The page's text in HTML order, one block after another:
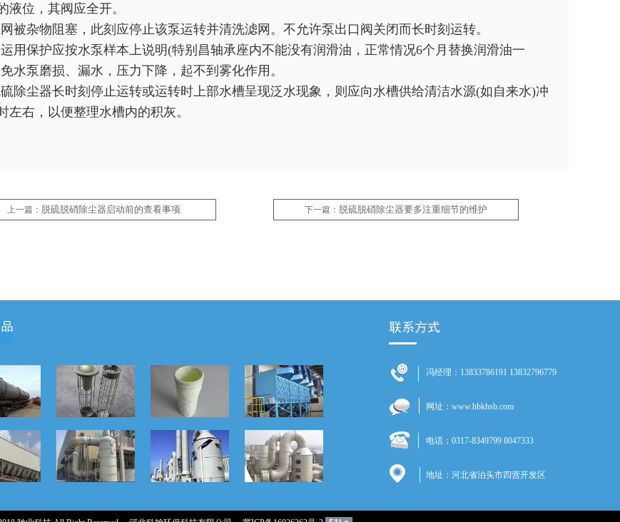
液位，其阀应全开。
被杂物阻塞，此刻应停止该泵运转并清洗滤网。不允许泵出口阀关闭而长时刻运转。
用保护应按水泵样本上说明(特别昌轴承座内不能没有润滑油，正常情况6个月替换润滑油一
水泵磨损、漏水，压力下降，起不到雾化作用。
除尘器长时刻停止运转或运转时上部水槽呈现泛水现象，则应向水槽供给清洁水源(如自来水)冲
左右，以便整理水槽内的积灰。
上一篇： 脱硫脱硝除尘器启动前的查看事项 下一篇： 脱硫脱硝除尘器要多注重细节的维护
冯经理：13833786191 13832796779
网址：www.hbkhsb.com
电话：0317-8349799 8047333
地址：河北省泊头市四营开发区